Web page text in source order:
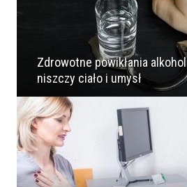
Zdrowotne powikłania
niszczy ciało i umysł